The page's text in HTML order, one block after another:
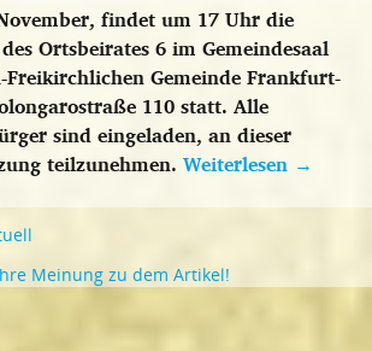
findet um 17 Uhr die
Ortsbeirates 6 im Gemeindesaal
Freikirchlichen Gemeinde Frankfurt-
110 statt. Alle
sind eingeladen, an dieser
teilzunehmen. Weiterlesen →
Meinung zu dem Artikel!